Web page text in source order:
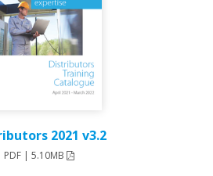
Distributors 2021 v3.2